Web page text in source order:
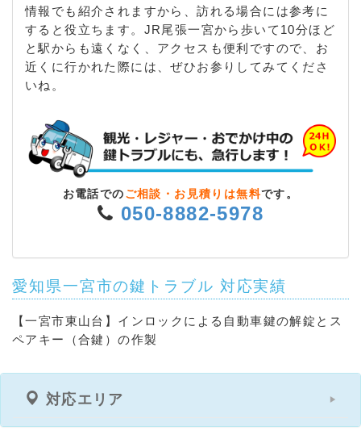
情報でも紹介されますから、訪れる場合には参考に
すると役立ちます。JR尾張一宮から歩いて10分ほど
と駅からも遠くなく、アクセスも便利ですので、お
近くに行かれた際には、ぜひお参りしてみてくださ
いね。
お電話での ご相談・お見積りは無料です。
050-8882-5978
愛知県一宮市の鍵トラブル 対応実績
【一宮市東山台】インロックによる自動車鍵の解錠とス
ペアキー（合鍵）の作製
対応エリア